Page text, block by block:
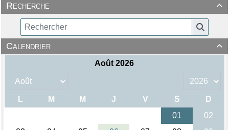

Recherche

Calendrier